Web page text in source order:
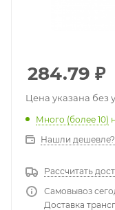
284.79 ₽
Цена указана без
Много (более 10)
Нашли дешевле?
Рассчитать
Самовывоз
Доставка